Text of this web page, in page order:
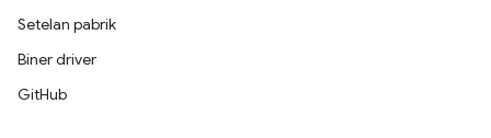
Setelan pabrik
Biner driver
GitHub